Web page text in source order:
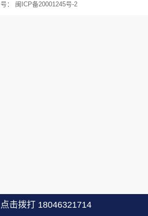
号： 闽ICP备20001245号-2
点击拨打 18046321714